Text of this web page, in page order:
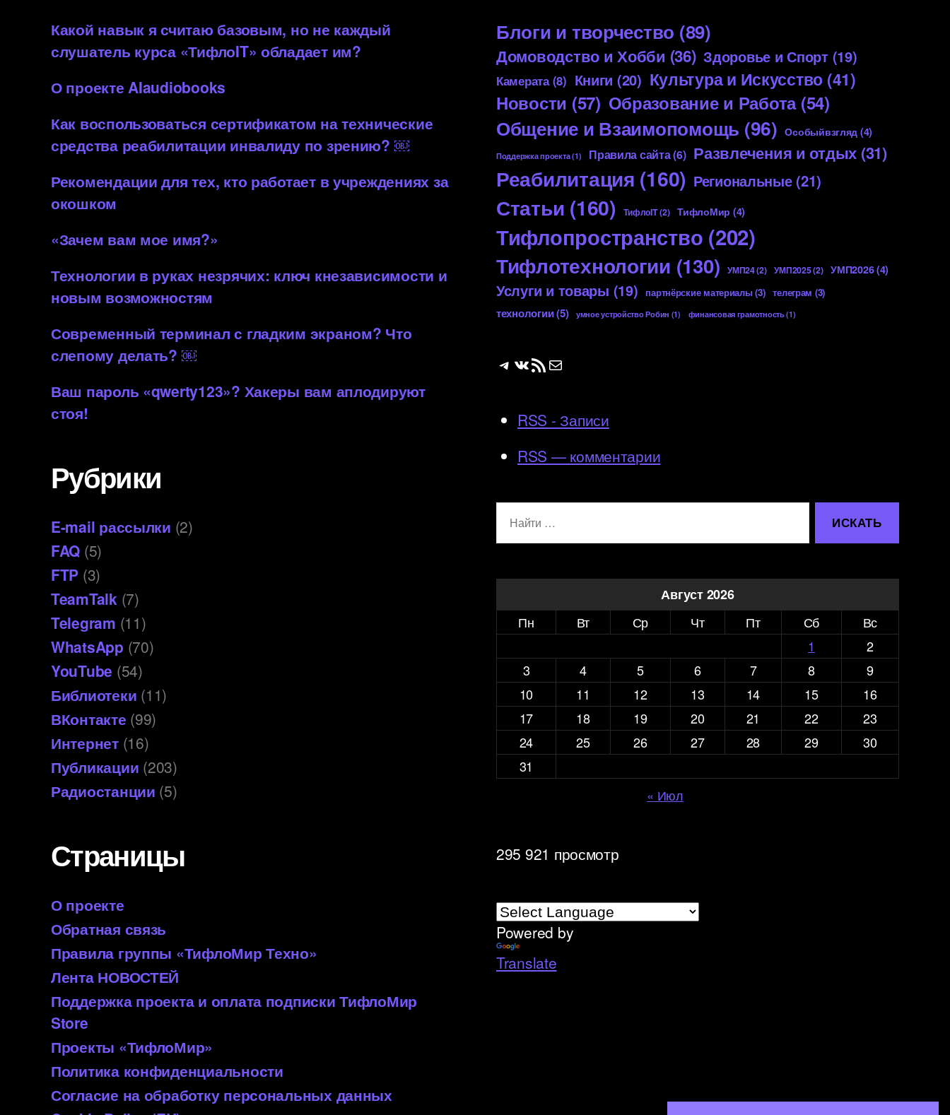
Какой навык я считаю базовым, но не каждый
слушатель курса «ТифлоIT» обладает им?
О проекте AIaudiobooks
Как воспользоваться сертификатом на технические
средства реабилитации инвалиду по зрению? ￼
Рекомендации для тех, кто работает в учреждениях за
окошком
«Зачем вам мое имя?»
Технологии в руках незрячих: ключ кнезависимости и
новым возможностям
Современный терминал с гладким экраном? Что
слепому делать? ￼
Ваш пароль «qwerty123»? Хакеры вам аплодируют
стоя!
Рубрики
E-mail рассылки (2)
FAQ (5)
FTP (3)
TeamTalk (7)
Telegram (11)
WhatsApp (70)
YouTube (54)
Библиотеки (11)
ВКонтакте (99)
Интернет(16)
Публикации (203)
Радиостанции (5)
Страницы
О проекте
Обратная связь
Правила группы «ТифлоМир Техно»
Лента НОВОСТЕЙ
Поддержка проекта и оплата подписки ТифлоМир
Store
Проекты «ТифлоМир»
Политика конфиденциальности
Согласие на обработку персональных данных
Блоги и творчество (89)
Домоводство и Хобби (36) Здоровье и Спорт(19)
Камерата(8) Книги (20) Культура и Искусство (41)
Новости (57) Образование и Работа(54)
Общение и Взаимопомощь (96) Особыйвзгляд (4)
Поддержка проекта(1) Правила сайта(6) Развлечения и отдых (31)
Реабилитация (160) Региональные(21)
Статьи (160) ТифлоIT(2) ТифлоМир (4)
Тифлопространство (202)
Тифлотехнологии (130) УМП24(2) УМП2025(2) УМП2026(4)
Услуги и товары (19) партнёрские материалы(3) телеграм (3)
технологии(5) умное устройство Робин (1) финансовая грамотность(1)
Telegram
ВКонтакте
RSS-лентаПочта
RSS - Записи
RSS — комментарии
Август 2026
Пн
Вт Ср Чт Пт Сб
Вс
1
2
3
4 5 6 7 8
9
10
11 12 13 14 15
16
17
18 19 20 21 22
23
24
25 26 27 28 29
30
31
« Июл
295 921 просмотр
Powered by
Translate